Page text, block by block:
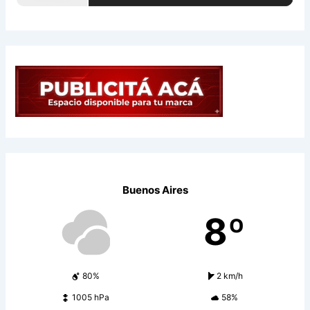
Buenos Aires
8º
80% 2 km/h
1005 hPa 58%